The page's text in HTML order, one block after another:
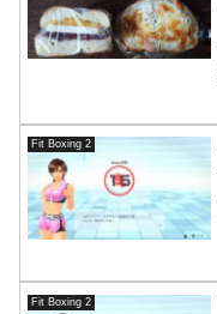
Fit Boxing 2
Fit Boxing 2